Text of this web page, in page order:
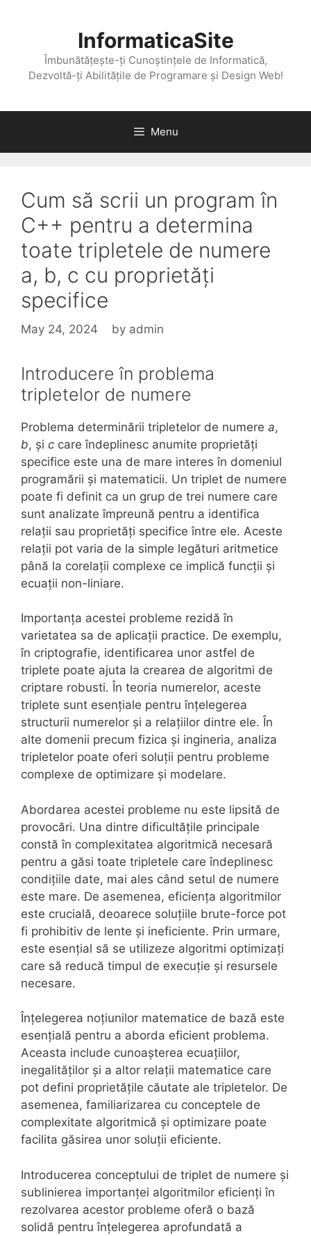
InformaticaSite
Îmbunătățește-ți Cunoștințele de Informatică,
Dezvoltă-ți Abilitățile de Programare și Design Web!
Menu
Cum să scrii un program în
C++ pentru a determina
toate tripletele de numere
a, b, c cu proprietăți
specifice
May 24, 2024 by admin
Introducere în problema
tripletelor de numere
Problema determinării tripletelor de numere a,
b, și c care îndeplinesc anumite proprietăți
specifice este una de mare interes în domeniul
programării și matematicii. Un triplet de numere
poate fi definit ca un grup de trei numere care
sunt analizate împreună pentru a identifica
relații sau proprietăți specifice între ele. Aceste
relații pot varia de la simple legături aritmetice
până la corelații complexe ce implică funcții și
ecuații non-liniare.
Importanța acestei probleme rezidă în
varietatea sa de aplicații practice. De exemplu,
în criptografie, identificarea unor astfel de
triplete poate ajuta la crearea de algoritmi de
criptare robusti. În teoria numerelor, aceste
triplete sunt esențiale pentru înțelegerea
structurii numerelor și a relațiilor dintre ele. În
alte domenii precum fizica și ingineria, analiza
tripletelor poate oferi soluții pentru probleme
complexe de optimizare și modelare.
Abordarea acestei probleme nu este lipsită de
provocări. Una dintre dificultățile principale
constă în complexitatea algoritmică necesară
pentru a găsi toate tripletele care îndeplinesc
condițiile date, mai ales când setul de numere
este mare. De asemenea, eficiența algoritmilor
este crucială, deoarece soluțiile brute-force pot
fi prohibitiv de lente și ineficiente. Prin urmare,
este esențial să se utilizeze algoritmi optimizați
care să reducă timpul de execuție și resursele
necesare.
Înțelegerea noțiunilor matematice de bază este
esențială pentru a aborda eficient problema.
Aceasta include cunoașterea ecuațiilor,
inegalităților și a altor relații matematice care
pot defini proprietățile căutate ale tripletelor. De
asemenea, familiarizarea cu conceptele de
complexitate algoritmică și optimizare poate
facilita găsirea unor soluții eficiente.
Introducerea conceptului de triplet de numere și
sublinierea importanței algoritmilor eficienți în
rezolvarea acestor probleme oferă o bază
solidă pentru înțelegerea aprofundată a